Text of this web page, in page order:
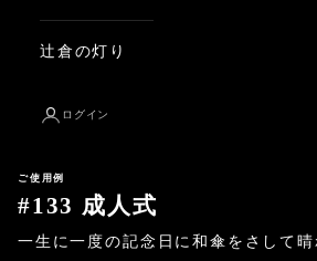
辻倉の灯り
ログイン
ご使用例
#133 成人式
一生に一度の記念日に和傘をさして晴